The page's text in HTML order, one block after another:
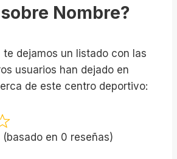
Nombre?
dejamos un listado con las
usuarios han dejado en
de este centro deportivo:
en 0 reseñas)